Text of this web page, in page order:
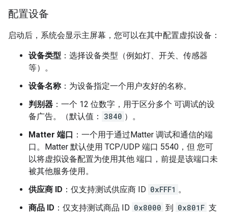
配置设备
启动后，系统会显示主屏幕，您可以在其中配置虚拟设备：
设备类型 ：选择设备类型（例如灯、开关、传感器
等）。
设备名称：为设备指定一个用户友好的名称。
判别器 ：一个 12 位数字，用于区分多个 可调试的设
备广告。（默认值：
3840 ）。
Matter 端口 ：一个用于通过Matter 调试和通信的端
口。Matter 默认使用 TCP/UDP 端口 5540，但 您可
以将虚拟设备配置为使用其他 端口，前提是该端口未
被其他服务使用。
供应商 ID ：仅支持测试供应商 ID 0xFFF1 。
商品 ID ：仅支持测试商品 ID 0x8000 到 0x801F 支